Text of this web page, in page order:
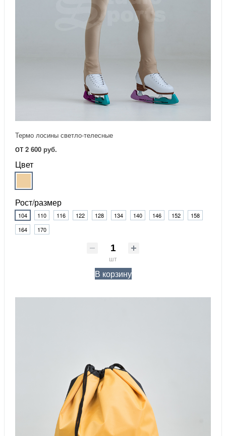
Термо лосины светло-телесные
от 2 600 руб.
Цвет
Рост/размер
104 110 116 122 128 134 140 146 152
158
164
170
шт
В корзину